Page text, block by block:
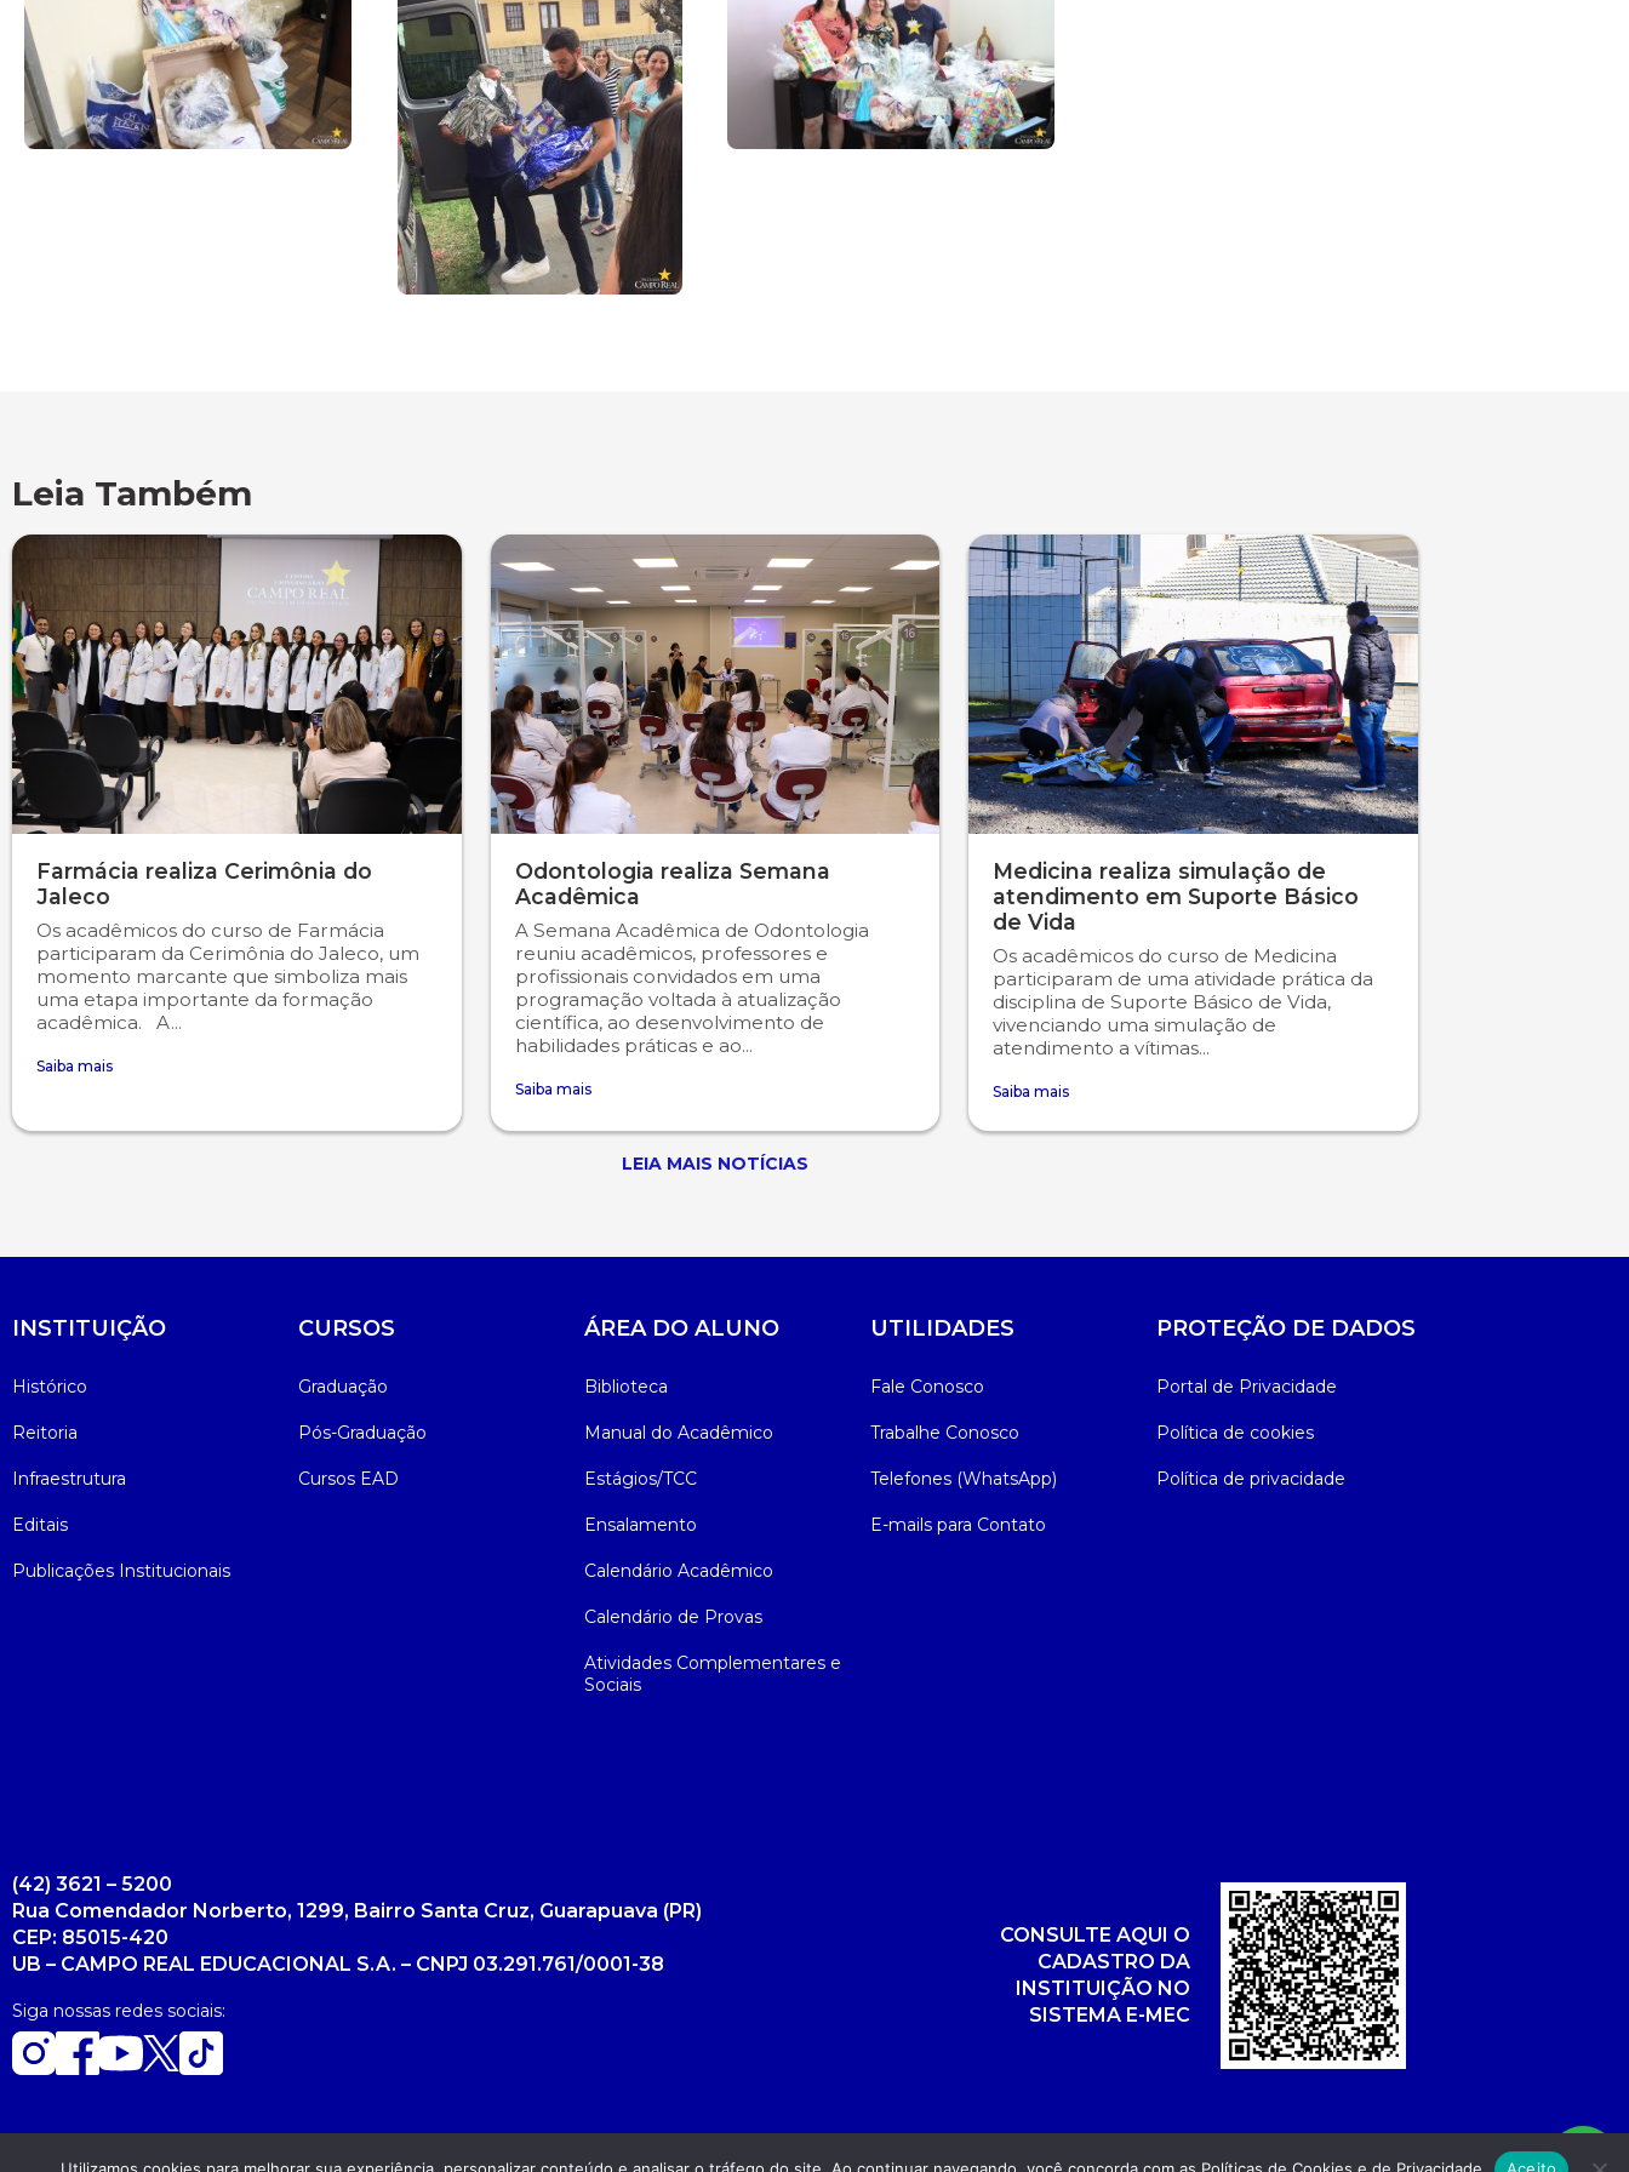
Leia Também
Farmácia realiza Cerimônia do
Jaleco
Os acadêmicos do curso de Farmácia
participaram da Cerimônia do Jaleco, um
momento marcante que simboliza mais
uma etapa importante da formação
acadêmica. A...
Saiba mais
Odontologia realiza Semana
Acadêmica
A Semana Acadêmica de Odontologia
reuniu acadêmicos, professores e
profissionais convidados em uma
programação voltada à atualização
científica, ao desenvolvimento de
habilidades práticas e ao...
Saiba mais
Medicina realiza simulação de
atendimento em Suporte Básico
de Vida
Os acadêmicos do curso de Medicina
participaram de uma atividade prática da
disciplina de Suporte Básico de Vida,
vivenciando uma simulação de
atendimento a vítimas...
Saiba mais
LEIA MAIS NOTÍCIAS
INSTITUIÇÃO
Histórico
Reitoria
Infraestrutura
Editais
Publicações Institucionais
CURSOS
Graduação
Pós-Graduação
Cursos EAD
ÁREA DO ALUNO
Biblioteca
Manual do Acadêmico
Estágios/TCC
Ensalamento
Calendário Acadêmico
Calendário de Provas
Atividades Complementares e
Sociais
UTILIDADES
Fale Conosco
Trabalhe Conosco
Telefones (WhatsApp)
E-mails para Contato
PROTEÇÃO DE DADOS
Portal de Privacidade
Política de cookies
Política de privacidade
(42) 3621 – 5200
Rua Comendador Norberto, 1299, Bairro Santa Cruz, Guarapuava (PR)
CEP: 85015-420
UB – CAMPO REAL EDUCACIONAL S.A. – CNPJ 03.291.761/0001-38
Siga nossas redes sociais:
CONSULTE AQUI O
CADASTRO DA
INSTITUIÇÃO NO
SISTEMA E-MEC